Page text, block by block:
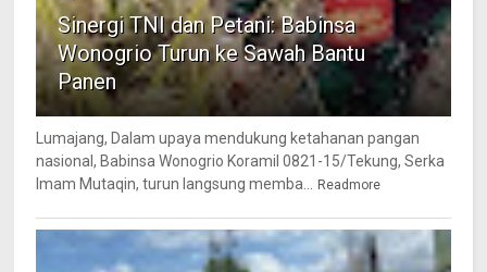
Sinergi TNI dan Petani: Babinsa
Wonogrio Turun ke Sawah Bantu
Panen
Lumajang, Dalam upaya mendukung ketahanan pangan
nasional, Babinsa Wonogrio Koramil 0821-15/Tekung, Serka
Imam Mutaqin, turun langsung memba... Readmore